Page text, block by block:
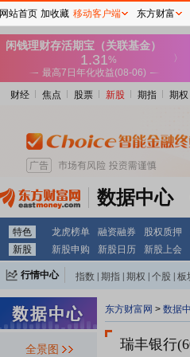
财经 焦点 股票 新股 期指 期权
数据中心
特色 龙虎榜单 融资融券 股权质押
新股
新股申购 新股日历 新股上会
行情中心 指数 期指 期权 个股 板
全景图
东方财富网 > 数据
瑞丰银行
网站首页 加收藏 移动客户端 东方财富